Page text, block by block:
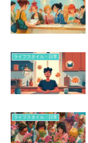
ライフスタイル・日常
ライフスタイル・日常